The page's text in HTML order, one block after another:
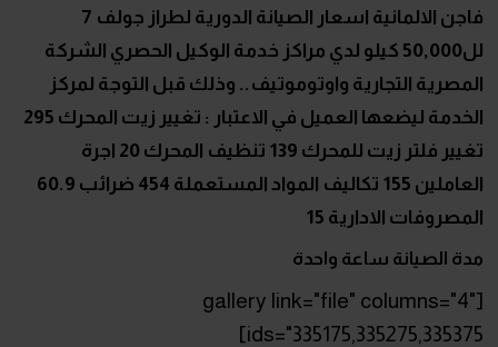
فاجن الالمانية اسعار الصيانة الدورية لطراز جولف 7
لل50,000 كيلو لدي مراكز خدمة الوكيل الحصري الشركة
المصرية التجارية واوتوموتيف.. وذلك قبل التوجة لمركز
الخدمة ليضعها العميل في الاعتبار : تغيير زيت المحرك 295
تغيير فلتر زيت للمحرك 139 تنظيف المحرك 20 اجرة
العاملين 155 تكاليف المواد المستعملة 454 ضرائب 60.9
المصروفات الادارية 15
مدة الصيانة ساعة واحدة
[gallery link="file" columns="4"
ids="335175,335275,335375]